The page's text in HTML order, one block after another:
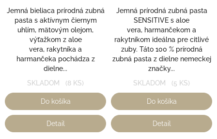
z
5
hviezdičiek.
Jemná bieliaca prírodná zubná
pasta s aktívnym čiernym
uhlím, mätovým olejom,
výťažkom z aloe
vera, rakytníka a
harmančeka pochádza z
dielne...
SKLADOM (8 KS)
Do košíka
Detail
z
5
hviezdičiek.
Jemná prírodná zubná pasta
SENSITIVE s aloe
vera, harmančekom a
rakytníkom ideálna pre citlivé
zuby. Táto 100 % prírodná
zubná pasta z dielne nemeckej
značky...
SKLADOM (5 KS)
Do košíka
Detail